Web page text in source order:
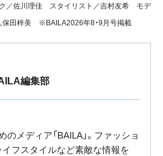
／佐川理佳 スタイリスト／吉村友希 モデ
保田梓美 ※BAILA2026年8・9月号掲載
編集部
メディア「BAILA」。ファッショ
イフスタイルなど素敵な情報を